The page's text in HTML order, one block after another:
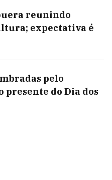
reunindo
expectativa é
pelo
presente do Dia dos